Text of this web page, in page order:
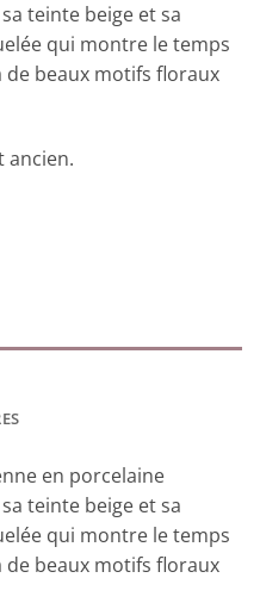
teinte beige et sa
qui montre le temps
de beaux motifs floraux
ancien.
en porcelaine
teinte beige et sa
qui montre le temps
de beaux motifs floraux